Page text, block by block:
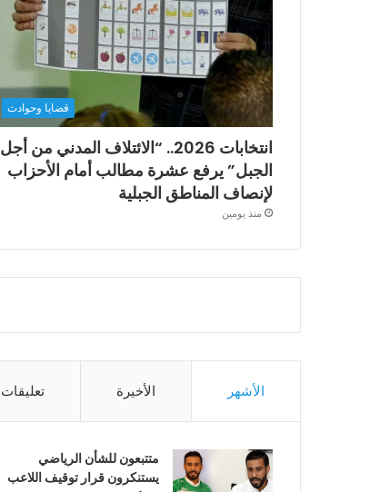
قضايا وحوادث
انتخابات 2026.. “الائتلاف المدني من أجل
الجبل” يرفع عشرة مطالب أمام الأحزاب
لإنصاف المناطق الجبلية
منذ يومين
الأشهر الأخيرة تعليقات
متتبعون للشأن الرياضي
يستنكرون قرار توقيف اللاعب